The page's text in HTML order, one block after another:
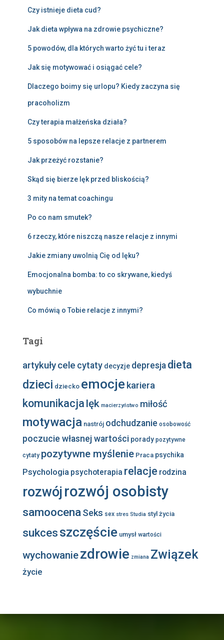
Czy istnieje dieta cud?
Jak dieta wpływa na zdrowie psychiczne?
5 powodów, dla których warto żyć tu i teraz
Jak się motywować i osiągać cele?
Dlaczego boimy się urlopu? Kiedy zaczyna się
pracoholizm
Czy terapia małżeńska działa?
5 sposobów na lepsze relacje z partnerem
Jak przeżyć rozstanie?
Skąd się bierze lęk przed bliskością?
3 mity na temat coachingu
Po co nam smutek?
6 rzeczy, które niszczą nasze relacje z innymi
Jakie zmiany uwolnią Cię od lęku?
Emocjonalna bomba: to co skrywane, kiedyś
wybuchnie
Co mówią o Tobie relacje z innymi?
Tagi
artykułycele cytaty decyzje depresja dieta
dzieci dziecko emocje kariera
komunikacja lęk macierzyństwo miłość
motywacja nastrój odchudzanie osobowość
poczucie własnej wartości porady pozytywne
cytaty pozytywne myślenie Praca psychika
Psychologia psychoterapia relacje rodzina
rozwójrozwój osobisty
samoocenaSeks sex stres Studia styl życia
sukcesszczęście umysł wartości
wychowaniezdrowie zmiana Związek
życie